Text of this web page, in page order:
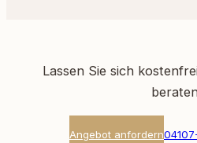
Lassen Sie sich
Angebot anfordern